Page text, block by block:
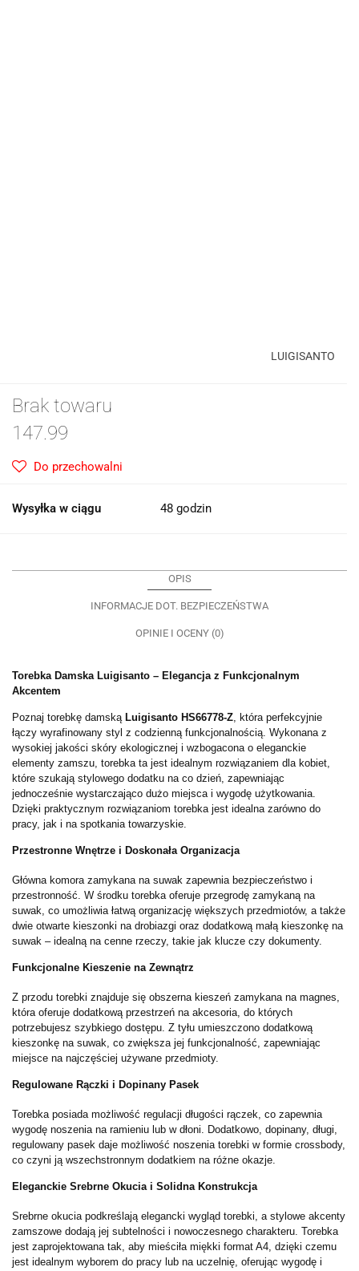
LUIGISANTO
Brak towaru
147.99
Do przechowalni
Wysyłka w ciągu 48 godzin
OPIS
INFORMACJE DOT. BEZPIECZEŃSTWA
OPINIE I OCENY (0)
Torebka Damska Luigisanto – Elegancja z Funkcjonalnym
Akcentem
Poznaj torebkę damską Luigisanto HS66778-Z , która perfekcyjnie
łączy wyrafinowany styl z codzienną funkcjonalnością. Wykonana z
wysokiej jakości skóry ekologicznej i wzbogacona o eleganckie
elementy zamszu, torebka ta jest idealnym rozwiązaniem dla kobiet,
które szukają stylowego dodatku na co dzień, zapewniając
jednocześnie wystarczająco dużo miejsca i wygodę użytkowania.
Dzięki praktycznym rozwiązaniom torebka jest idealna zarówno do
pracy, jak i na spotkania towarzyskie.
Przestronne Wnętrze i Doskonała Organizacja
Główna komora zamykana na suwak zapewnia bezpieczeństwo i
przestronność. W środku torebka oferuje przegrodę zamykaną na
suwak, co umożliwia łatwą organizację większych przedmiotów, a także
dwie otwarte kieszonki na drobiazgi oraz dodatkową małą kieszonkę na
suwak – idealną na cenne rzeczy, takie jak klucze czy dokumenty.
Funkcjonalne Kieszenie na Zewnątrz
Z przodu torebki znajduje się obszerna kieszeń zamykana na magnes,
która oferuje dodatkową przestrzeń na akcesoria, do których
potrzebujesz szybkiego dostępu. Z tyłu umieszczono dodatkową
kieszonkę na suwak, co zwiększa jej funkcjonalność, zapewniając
miejsce na najczęściej używane przedmioty.
Regulowane Rączki i Dopinany Pasek
Torebka posiada możliwość regulacji długości rączek, co zapewnia
wygodę noszenia na ramieniu lub w dłoni. Dodatkowo, dopinany, długi,
regulowany pasek daje możliwość noszenia torebki w formie crossbody,
co czyni ją wszechstronnym dodatkiem na różne okazje.
Eleganckie Srebrne Okucia i Solidna Konstrukcja
Srebrne okucia podkreślają elegancki wygląd torebki, a stylowe akcenty
zamszowe dodają jej subtelności i nowoczesnego charakteru. Torebka
jest zaprojektowana tak, aby mieściła miękki format A4, dzięki czemu
jest idealnym wyborem do pracy lub na uczelnię, oferując wygodę i